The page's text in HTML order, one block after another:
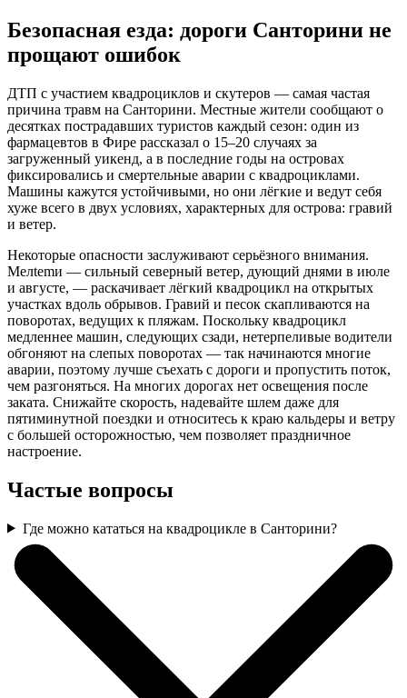
Безопасная езда: дороги Санторини не
прощают ошибок
ДТП с участием квадроциклов и скутеров — самая частая
причина травм на Санторини. Местные жители сообщают о
десятках пострадавших туристов каждый сезон: один из
фармацевтов в Фире рассказал о 15–20 случаях за
загруженный уикенд, а в последние годы на островах
фиксировались и смертельные аварии с квадроциклами.
Машины кажутся устойчивыми, но они лёгкие и ведут себя
хуже всего в двух условиях, характерных для острова: гравий
и ветер.
Некоторые опасности заслуживают серьёзного внимания.
Мелtemи — сильный северный ветер, дующий днями в июле
и августе, — раскачивает лёгкий квадроцикл на открытых
участках вдоль обрывов. Гравий и песок скапливаются на
поворотах, ведущих к пляжам. Поскольку квадроцикл
медленнее машин, следующих сзади, нетерпеливые водители
обгоняют на слепых поворотах — так начинаются многие
аварии, поэтому лучше съехать с дороги и пропустить поток,
чем разгоняться. На многих дорогах нет освещения после
заката. Снижайте скорость, надевайте шлем даже для
пятиминутной поездки и относитесь к краю кальдеры и ветру
с большей осторожностью, чем позволяет праздничное
настроение.
Частые вопросы
Где можно кататься на квадроцикле в Санторини?